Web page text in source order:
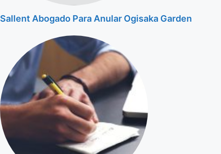
Sallent Abogado Para Anular Ogisaka Garden